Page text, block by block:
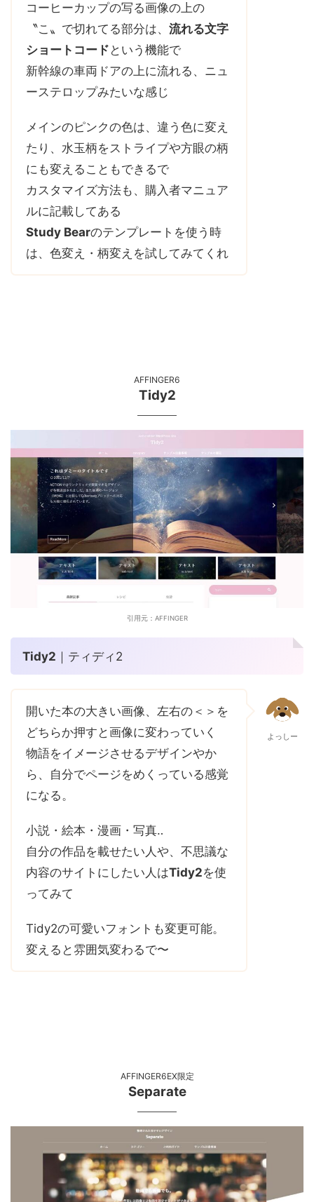
コーヒーカップの写る画像の上の
〝こ〟で切れてる部分は、 流れる文字
ショートコード という機能で
新幹線の車両ドアの上に流れる、ニュ
ーステロップみたいな感じ
メインのピンクの色は、違う色に変え
たり、水玉柄をストライプや方眼の柄
にも変えることもできるで
カスタマイズ方法も、購入者マニュア
ルに記載してある
Study Bearのテンプレートを使う時
は、色変え・柄変えを試してみてくれ
AFFINGER6
Tidy2
引用元：AFFINGER
Tidy2 ｜ティディ2
開いた本の大きい画像、左右の＜＞を
どちらか押すと画像に変わっていく
物語をイメージさせるデザインやか
ら、自分でページをめくっている感覚
になる。
小説・絵本・漫画・写真‥
自分の作品を載せたい人や、不思議な
内容のサイトにしたい人はTidy2を使
ってみて
Tidy2の可愛いフォントも変更可能。
変えると雰囲気変わるで〜
よっしー
AFFINGER6EX限定
Separate